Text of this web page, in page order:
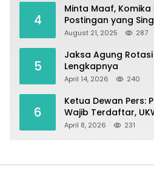
4
Minta Maaf,
Postingan yang
Emosi
August 21, 2025 287
5
Jaksa Agung
Lengkapnya
April 14, 2026 240
6
Ketua Dewan Pers:
Wajib Terdaftar,
Wartawan
April 8, 2026 231